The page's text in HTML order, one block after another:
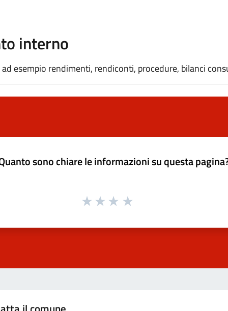
interno
esempio rendimenti, rendiconti, procedure, bilanci
sono chiare le informazioni su questa